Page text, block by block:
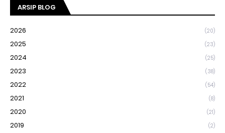
ARSIP BLOG
2026 (20)
2025 (23)
2024 (25)
2023 (38)
2022 (54)
2021 (8)
2020 (21)
2019 (2)